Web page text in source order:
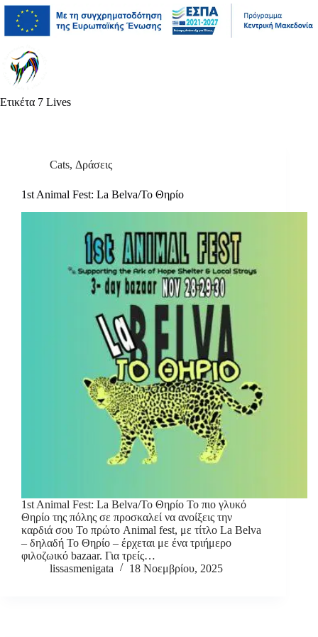
Μετάβαση
περιεχόμενο
Άλμα
γραμμή
Μετάβαση
περιεχόμενο
Ετικέτα 7 Lives
Cats, Δράσεις
1st Animal Fest: La Belva/Το Θηρίο
1st Animal Fest: La Belva/Το Θηρίο Το πιο γλυκό
Θηρίο της πόλης σε προσκαλεί να ανοίξεις την
καρδιά σου Το πρώτο Animal fest, με τίτλο La Belva
– δηλαδή Το Θηρίο – έρχεται με ένα τριήμερο
φιλοζωικό bazaar. Για τρείς…
lissasmenigata
18 Νοεμβρίου, 2025